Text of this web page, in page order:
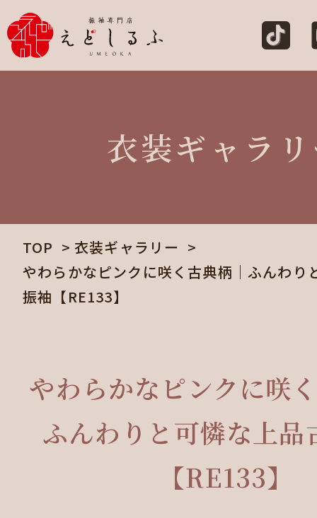
衣装ギャラ
TOP
衣装ギャラリー
やわらかなピンクに咲く古典柄｜ふんわり
振袖【RE133】
やわらかなピンクに咲
ふんわりと可憐な上品
【RE133】